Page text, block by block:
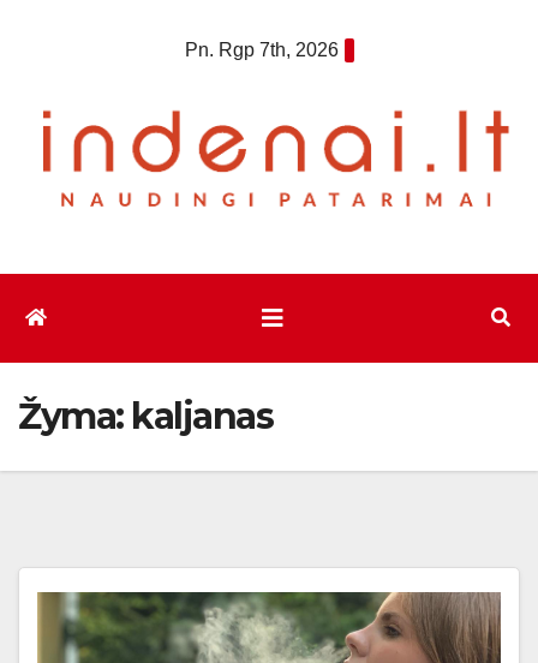
Pn. Rgp 7th, 2026
Žyma: kaljanas